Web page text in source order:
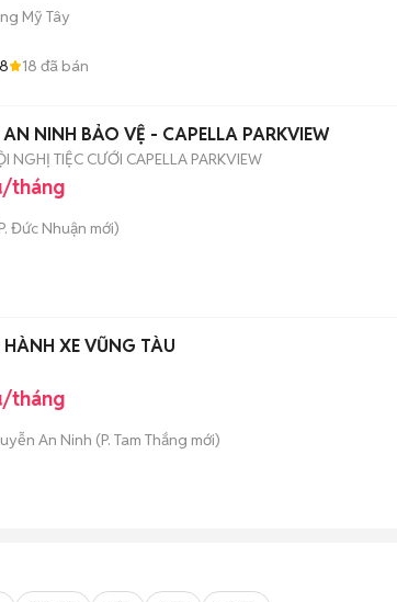
Mỹ Tây
18 đã bán
NINH BẢO VỆ - CAPELLA PARKVIEW
NGHỊ TIỆC CƯỚI CAPELLA PARKVIEW
tháng
P. Đức Nhuận mới)
HÀNH XE VŨNG TÀU
tháng
An Ninh (P. Tam Thắng mới)